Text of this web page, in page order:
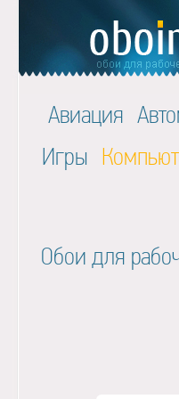
Авиация
Игры
Обои для